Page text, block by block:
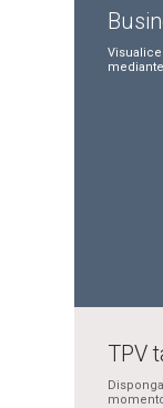
mediante
TPV